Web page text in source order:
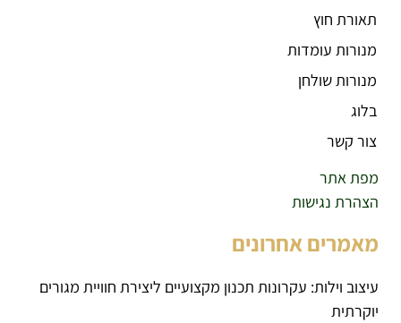
תאורת חוץ
מנורות עומדות
מנורות שולחן
בלוג
צור קשר
מפת אתר
הצהרת נגישות
מאמרים אחרונים
עיצוב וילות: עקרונות תכנון מקצועיים ליצירת חוויית מגורים
יוקרתית